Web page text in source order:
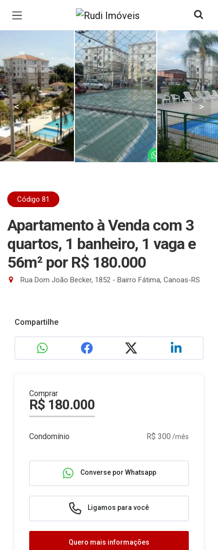
Página inicial
< >
Código 81
Apartamento à Venda com 3
quartos, 1 banheiro, 1 vaga e
56m² por R$ 180.000
Rua Dom João Becker, 1852 - Bairro Fátima, Canoas-RS
Compartilhe
Comprar
R$ 180.000
Condomínio R$ 300 /mês
Converse por Whatsapp
Ligamos para você
Quero mais informações